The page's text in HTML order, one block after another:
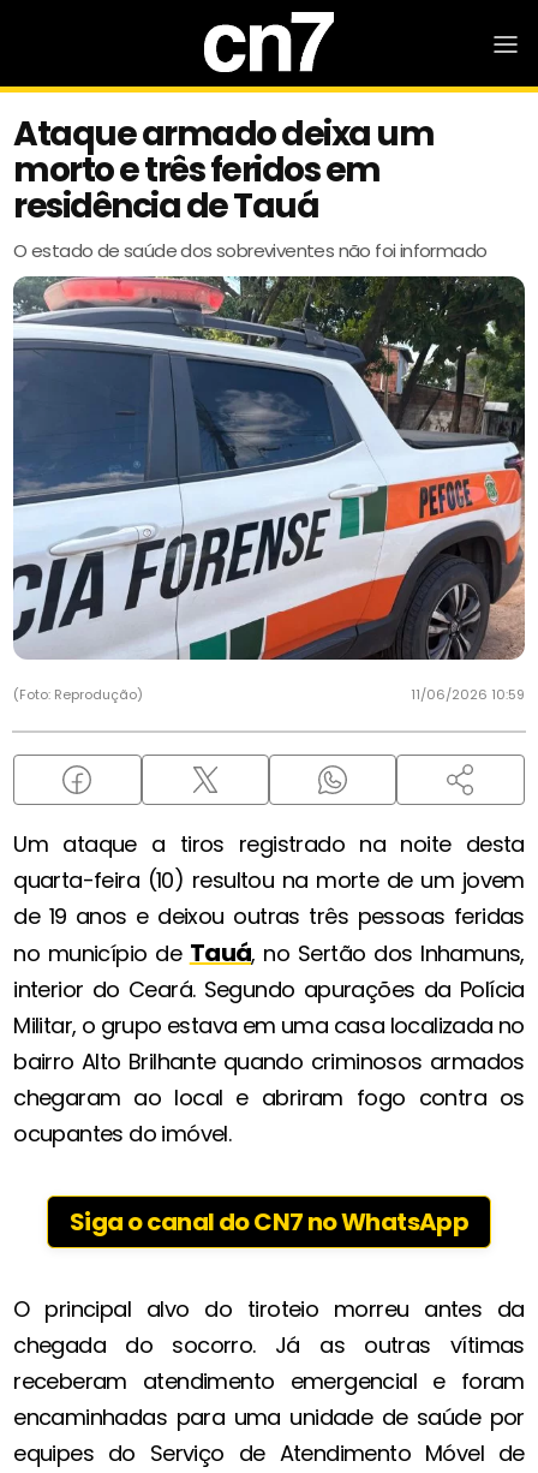
Ataque armado deixa um
morto e três feridos em
residência de Tauá
O estado de saúde dos sobreviventes não foi informado
(Foto: Reprodução) 11/06/2026 10:59
Um ataque a tiros registrado na noite desta
quarta-feira (10) resultou na morte de um jovem
de 19 anos e deixou outras três pessoas feridas
no município de Tauá, no Sertão dos Inhamuns,
interior do Ceará. Segundo apurações da Polícia
Militar, o grupo estava em uma casa localizada no
bairro Alto Brilhante quando criminosos armados
chegaram ao local e abriram fogo contra os
ocupantes do imóvel.
Siga o canal do CN7 no WhatsApp
O principal alvo do tiroteio morreu antes da
chegada do socorro. Já as outras vítimas
receberam atendimento emergencial e foram
encaminhadas para uma unidade de saúde por
equipes do Serviço de Atendimento Móvel de